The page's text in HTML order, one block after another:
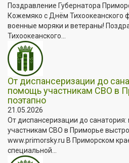
Поздравление Губернатора
Кожемяко с Днём Тихоокеанского
военные моряки и ветераны!
Тихоокеанского...
От диспансеризации до
помощь участникам СВО в
поэтапно
21.05.2026
От диспансеризации до
участникам СВО в Приморье
www.primorsky.ru В Приморском
специальной...